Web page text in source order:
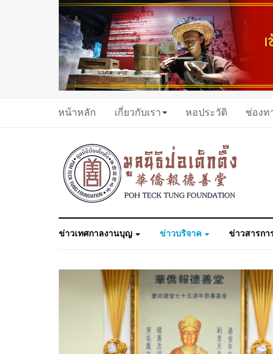
หน้าหลัก เกี่ยวกับเรา หอประวัติ ช่องท
ข่าวเทศกาลงานบุญ ข่าวบริจาค ข่าวสารกา